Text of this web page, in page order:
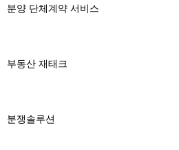
분양 단체계약 서비스
부동산 재태크
분쟁솔루션